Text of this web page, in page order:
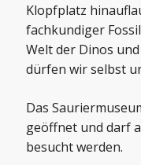
Klopfplatz
fachkundiger
Welt der Dinos
dürfen wir selbst
Das
geöffnet und darf
besucht werden.